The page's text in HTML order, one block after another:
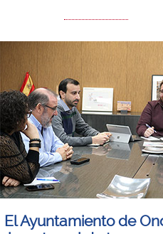
El Ayuntamiento de